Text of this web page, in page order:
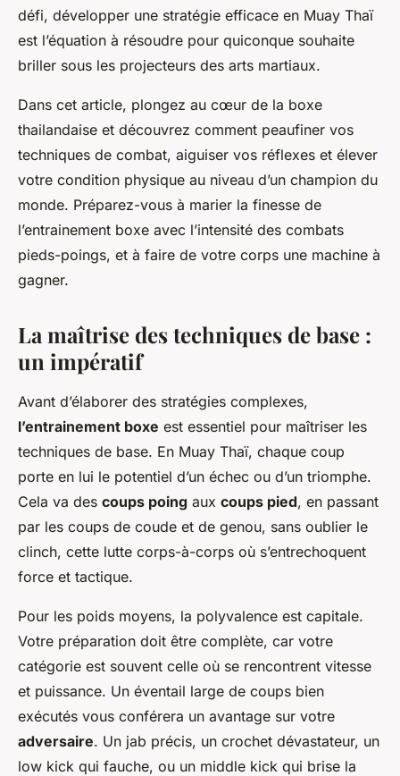
défi, développer une stratégie efficace en Muay Thaï
est l’équation à résoudre pour quiconque souhaite
briller sous les projecteurs des arts martiaux.
Dans cet article, plongez au cœur de la boxe
thailandaise et découvrez comment peaufiner vos
techniques de combat, aiguiser vos réflexes et élever
votre condition physique au niveau d’un champion du
monde. Préparez-vous à marier la finesse de
l’entrainement boxe avec l’intensité des combats
pieds-poings, et à faire de votre corps une machine à
gagner.
La maîtrise des techniques de base :
un impératif
Avant d’élaborer des stratégies complexes,
l’entrainement boxe est essentiel pour maîtriser les
techniques de base. En Muay Thaï, chaque coup
porte en lui le potentiel d’un échec ou d’un triomphe.
Cela va des coups poing aux coups pied, en passant
par les coups de coude et de genou, sans oublier le
clinch, cette lutte corps-à-corps où s’entrechoquent
force et tactique.
Pour les poids moyens, la polyvalence est capitale.
Votre préparation doit être complète, car votre
catégorie est souvent celle où se rencontrent vitesse
et puissance. Un éventail large de coups bien
exécutés vous conférera un avantage sur votre
adversaire. Un jab précis, un crochet dévastateur, un
low kick qui fauche, ou un middle kick qui brise la